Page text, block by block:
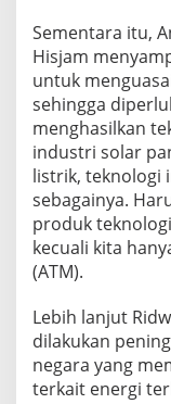
Sementara itu,
Hisjam
untuk
sehingga
menghasilkan
industri solar
listrik, teknologi
sebagainya.
produk
kecuali kita
(ATM).
Lebih lanjut
dilakukan
negara yang
terkait energi